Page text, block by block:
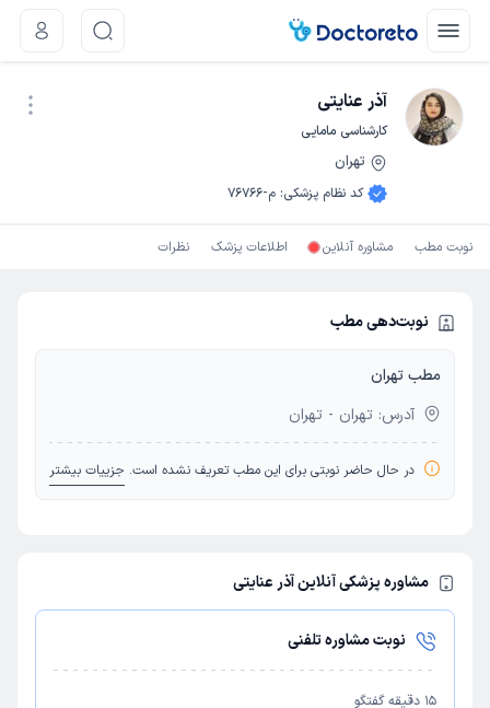
آذر عنایتی
کارشناسی مامایی
تهران
کد نظام پزشکی: م-76766
نوبت مطب مشاوره آنلاین اطلاعات پزشک نظرات
نوبت‌دهی مطب
مطب تهران
آدرس: تهران - تهران
در حال حاضر نوبتی برای این مطب تعریف نشده است. جزییات بیشتر
مشاوره پزشکی آنلاین آذر عنایتی
نوبت مشاوره تلفنی
15 دقیقه گفتگو